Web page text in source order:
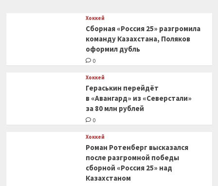
Хоккей
Сборная «Россия 25» разгромила
команду Казахстана, Поляков
оформил дубль
0
Хоккей
Гераськин перейдёт
в «Авангард» из «Северстали»
за 80 млн рублей
0
Хоккей
Роман Ротенберг высказался
после разгромной победы
сборной «Россия 25» над
Казахстаном